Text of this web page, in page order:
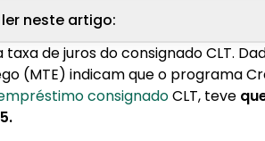
neste artigo:
de juros do consignado CLT: O que
do Trabalhador?
taxas do consignado CLT estão
taxa de juros do consignado CLT.
(MTE) indicam que o programa
consignadoCLT, teve